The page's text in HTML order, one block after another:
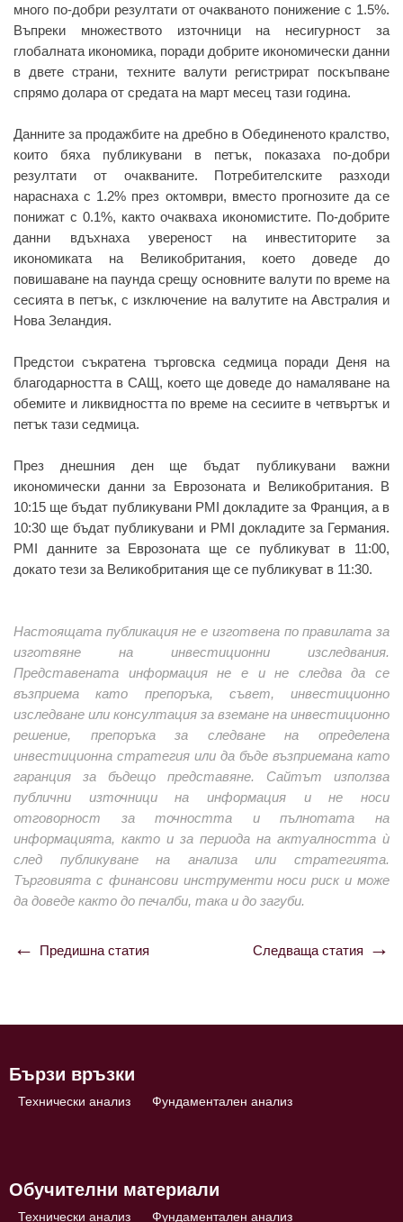
много по-добри резултати от очакваното понижение с 1.5%.
Въпреки множеството източници на несигурност за
глобалната икономика, поради добрите икономически данни
в двете страни, техните валути регистрират поскъпване
спрямо долара от средата на март месец тази година.
Данните за продажбите на дребно в Обединеното кралство,
които бяха публикувани в петък, показаха по-добри
резултати от очакваните. Потребителските разходи
нараснаха с 1.2% през октомври, вместо прогнозите да се
понижат с 0.1%, както очакваха икономистите. По-добрите
данни вдъхнаха увереност на инвеститорите за
икономиката на Великобритания, което доведе до
повишаване на паунда срещу основните валути по време на
сесията в петък, с изключение на валутите на Австралия и
Нова Зеландия.
Предстои съкратена търговска седмица поради Деня на
благодарността в САЩ, което ще доведе до намаляване на
обемите и ликвидността по време на сесиите в четвъртък и
петък тази седмица.
През днешния ден ще бъдат публикувани важни
икономически данни за Еврозоната и Великобритания. В
10:15 ще бъдат публикувани PMI докладите за Франция, а в
10:30 ще бъдат публикувани и PMI докладите за Германия.
PMI данните за Еврозоната ще се публикуват в 11:00,
докато тези за Великобритания ще се публикуват в 11:30.
Настоящата публикация не е изготвена по правилата за
изготвяне на инвестиционни изследвания.
Представената информация не е и не следва да се
възприема като препоръка, съвет, инвестиционно
изследване или консултация за вземане на инвестиционно
решение, препоръка за следване на определена
инвестиционна стратегия или да бъде възприемана като
гаранция за бъдещо представяне. Сайтът използва
публични източници на информация и не носи
отговорност за точността и пълнотата на
информацията, както и за периода на актуалността ѝ
след публикуване на анализа или стратегията.
Търговията с финансови инструменти носи риск и може
да доведе както до печалби, така и до загуби.
Навигация
Предишна статия Следваща статия
Бързи връзки
Технически анализ Фундаментален анализ
Обучителни материали
Технически анализ Фундаментален анализ